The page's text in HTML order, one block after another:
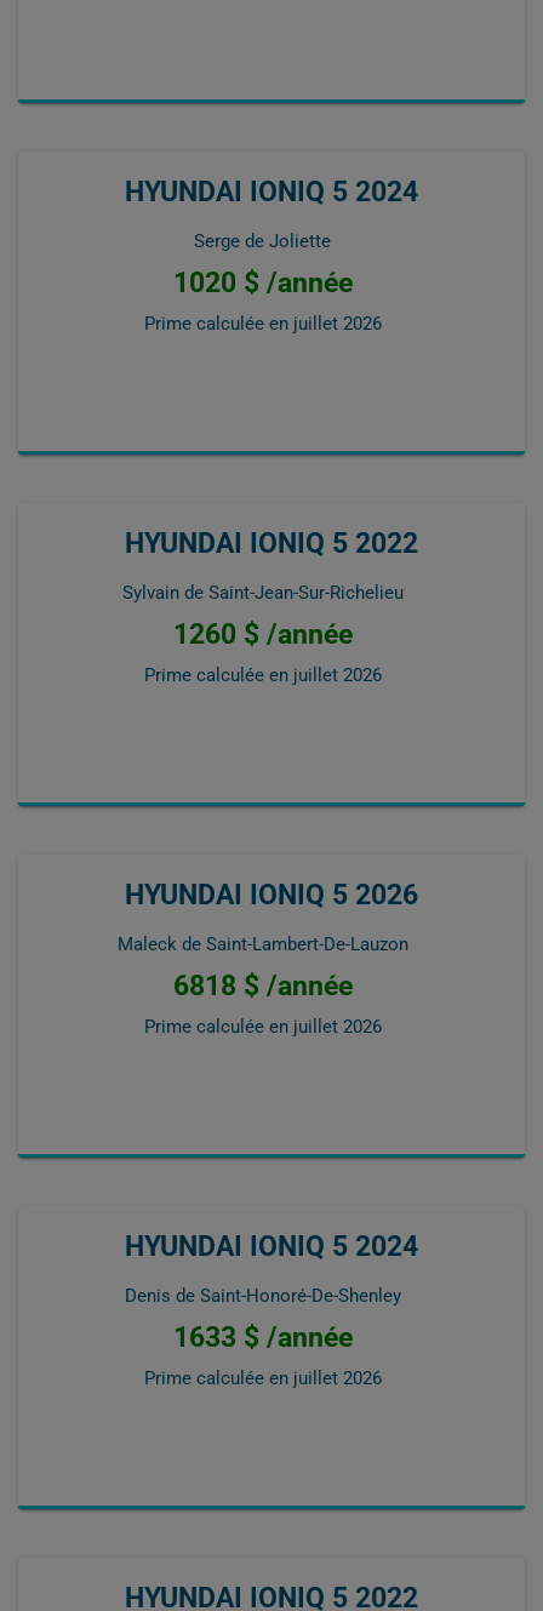
HYUNDAI IONIQ 5 2024
Serge de Joliette
1020 $ /année
Prime calculée en juillet 2026
HYUNDAI IONIQ 5 2022
Sylvain de Saint-Jean-Sur-Richelieu
1260 $ /année
Prime calculée en juillet 2026
HYUNDAI IONIQ 5 2026
Maleck de Saint-Lambert-De-Lauzon
6818 $ /année
Prime calculée en juillet 2026
HYUNDAI IONIQ 5 2024
Denis de Saint-Honoré-De-Shenley
1633 $ /année
Prime calculée en juillet 2026
HYUNDAI IONIQ 5 2022